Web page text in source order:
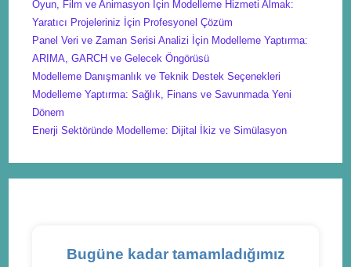
Oyun, Film ve Animasyon İçin Modelleme Hizmeti Almak:
Yaratıcı Projeleriniz İçin Profesyonel Çözüm
Panel Veri ve Zaman Serisi Analizi İçin Modelleme Yaptırma:
ARIMA, GARCH ve Gelecek Öngörüsü
Modelleme Danışmanlık ve Teknik Destek Seçenekleri
Modelleme Yaptırma: Sağlık, Finans ve Savunmada Yeni
Dönem
Enerji Sektöründe Modelleme: Dijital İkiz ve Simülasyon
Bugüne kadar tamamladığımız